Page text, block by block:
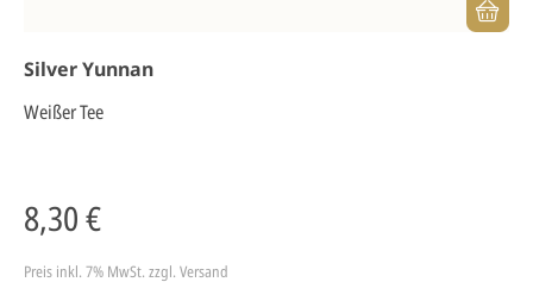
Silver Yunnan
Weißer Tee
8,30 €
Preis inkl. 7% MwSt. zzgl. Versand